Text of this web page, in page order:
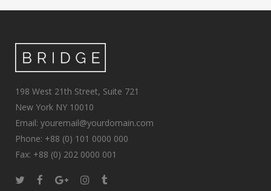
198 West 21th Street, Suite 721
New York NY 10010
Email: youremail@yourdomain.com
Phone: +88 (0) 101 0000 000
Fax: +88 (0) 202 0000 001